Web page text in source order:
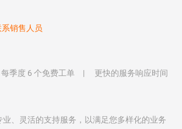
系销售人员
每季度 6 个免费工单
更快的服务响应时间
业、灵活的支持服务，以满足您多样化的业务